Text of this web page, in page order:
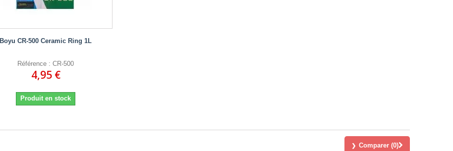
Boyu CR-500 Ceramic Ring 1L
Référence : CR-500
4,95 €
Produit en stock
Comparer (0)